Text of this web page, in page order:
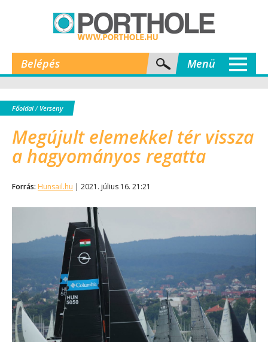
Belépés Menü
Főoldal/ Verseny
Megújult elemekkel tér vissza
a hagyományos regatta
Forrás: Hunsail.hu | 2021. július 16. 21:21